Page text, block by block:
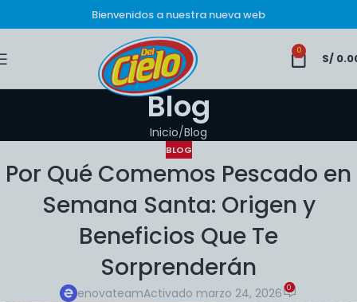
Bienvenidos a nuestra nueva web
0
S/
Blog
Inicio Blog
BLOG
Por Qué Comemos Pescado en
Semana Santa: Origen y
Beneficios Que Te
Sorprenderán
enovateamActivado marzo 24, 2026 0